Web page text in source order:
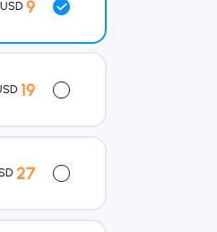
USD 9
19
27